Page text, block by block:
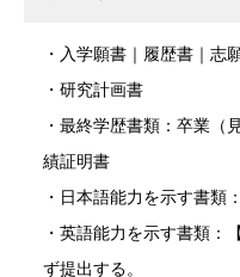
・入学願書｜履歴書｜志
・研究計画書
・最終学歴書類：卒業（
績証明書
・日本語能力を示す書類
・英語能力を示す書類：
ず提出する。